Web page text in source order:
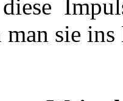
man sie